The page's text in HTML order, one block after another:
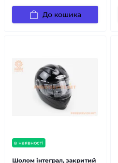
До кошика
в наявності
Шолом інтеграл, закритий